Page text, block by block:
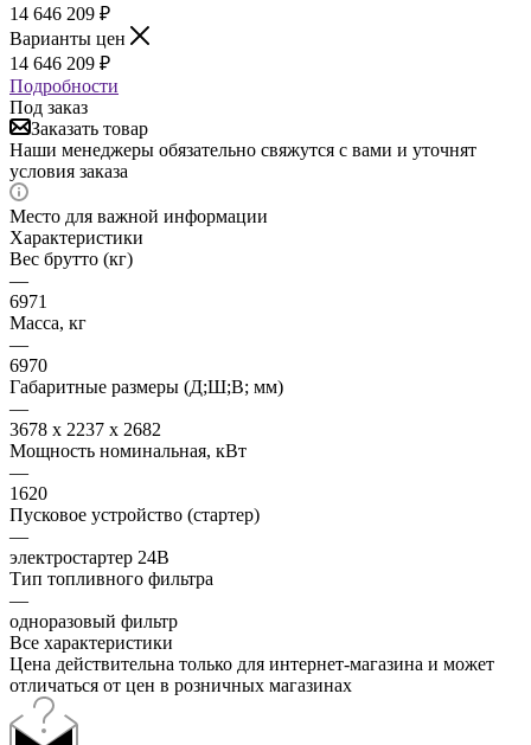
14 646 209 ₽
Варианты цен
14 646 209 ₽
Подробности
Под заказ
Заказать товар
Наши менеджеры обязательно свяжутся с вами и уточнят
условия заказа
Место для важной информации
Характеристики
Вес брутто (кг)
—
6971
Масса, кг
—
6970
Габаритные размеры (Д;Ш;В; мм)
—
3678 x 2237 x 2682
Мощность номинальная, кВт
—
1620
Пусковое устройство (стартер)
—
электростартер 24В
Тип топливного фильтра
—
одноразовый фильтр
Все характеристики
Цена действительна только для интернет-магазина и может
отличаться от цен в розничных магазинах